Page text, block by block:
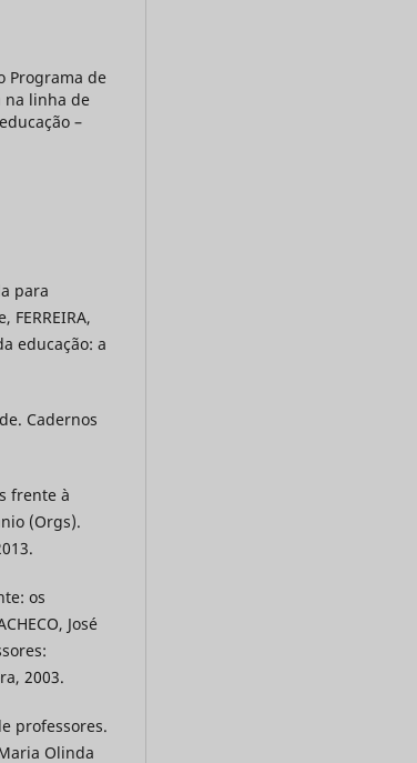
Programa de
na linha de
–
para
educação: a
Cadernos
frente à
(Orgs).
os
José
2003.
professores.
Olinda